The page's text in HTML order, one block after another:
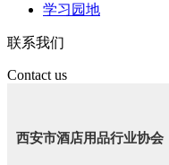
学习园地
联系我们
Contact us
西安市酒店用品行业协会